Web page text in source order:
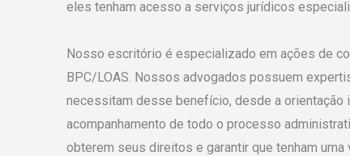
eles tenham acesso a serviços jurídicos
Nosso escritório é especializado em ações de
BPC/LOAS. Nossos advogados possuem
necessitam desse benefício, desde a
acompanhamento de todo o processo
obterem seus direitos e garantir que tenham